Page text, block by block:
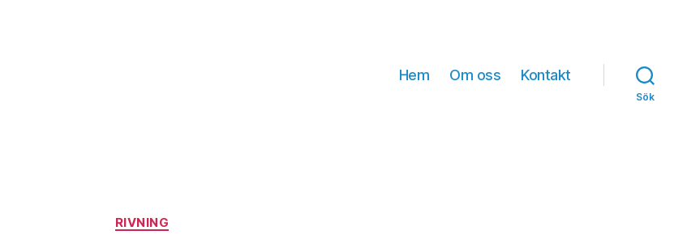
Hem Om oss Kontakt
Sök
Kategorier
RIVNING